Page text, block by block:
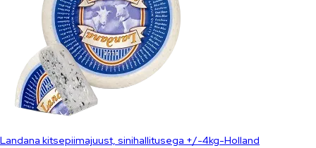
Landana kitsepiimajuust, sinihallitusega +/-4kg-Holland